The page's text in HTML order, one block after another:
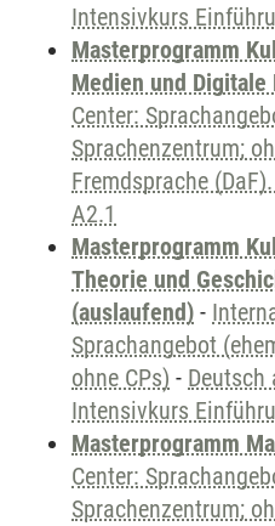
Intensivkurs
Masterprogramm
Medien und Digitale
Center:
Sprachenzentrum;
Fremdsprache
A2.1
Masterprogramm
Theorie und
(auslaufend) -
Sprachangebot
ohne CPs) - Deutsch
Intensivkurs
Masterprogramm
Center:
Sprachenzentrum;